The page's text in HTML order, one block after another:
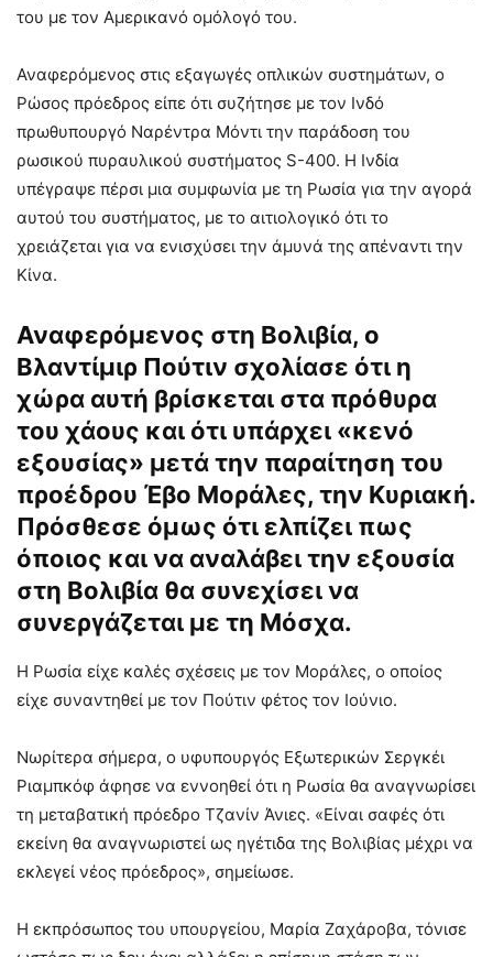
του με τον Αμερικανό ομόλογό του.
Αναφερόμενος στις εξαγωγές οπλικών συστημάτων, ο
Ρώσος πρόεδρος είπε ότι συζήτησε με τον Ινδό
πρωθυπουργό Ναρέντρα Μόντι την παράδοση του
ρωσικού πυραυλικού συστήματος S-400. Η Ινδία
υπέγραψε πέρσι μια συμφωνία με τη Ρωσία για την αγορά
αυτού του συστήματος, με το αιτιολογικό ότι το
χρειάζεται για να ενισχύσει την άμυνά της απέναντι την
Κίνα.
Αναφερόμενος στη Βολιβία, ο
Βλαντίμιρ Πούτιν σχολίασε ότι η
χώρα αυτή βρίσκεται στα πρόθυρα
του χάους και ότι υπάρχει «κενό
εξουσίας» μετά την παραίτηση του
προέδρου Έβο Μοράλες, την Κυριακή.
Πρόσθεσε όμως ότι ελπίζει πως
όποιος και να αναλάβει την εξουσία
στη Βολιβία θα συνεχίσει να
συνεργάζεται με τη Μόσχα.
Η Ρωσία είχε καλές σχέσεις με τον Μοράλες, ο οποίος
είχε συναντηθεί με τον Πούτιν φέτος τον Ιούνιο.
Νωρίτερα σήμερα, ο υφυπουργός Εξωτερικών Σεργκέι
Ριαμπκόφ άφησε να εννοηθεί ότι η Ρωσία θα αναγνωρίσει
τη μεταβατική πρόεδρο Τζανίν Άνιες. «Είναι σαφές ότι
εκείνη θα αναγνωριστεί ως ηγέτιδα της Βολιβίας μέχρι να
εκλεγεί νέος πρόεδρος», σημείωσε.
Η εκπρόσωπος του υπουργείου, Μαρία Ζαχάροβα, τόνισε